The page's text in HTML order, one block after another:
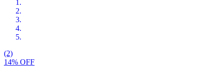
(2)
14% OFF